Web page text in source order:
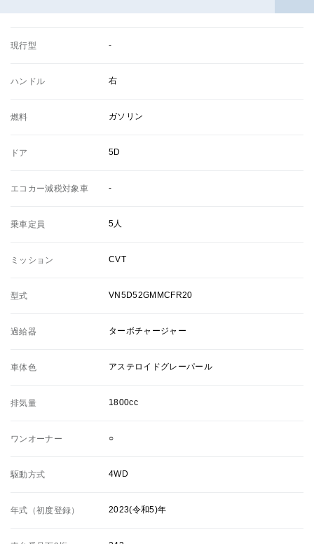
現行型 -
ハンドル 右
燃料 ガソリン
ドア 5D
エコカー減税対象車 -
乗車定員 5人
ミッション CVT
型式 VN5D52GMMCFR20
過給器 ターボチャージャー
車体色 アステロイドグレーパール
排気量 1800cc
ワンオーナー ○
駆動方式 4WD
年式（初度登録） 2023(令和5)年